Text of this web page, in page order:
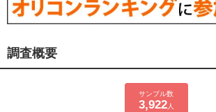
調査概要
サンプル数
3,922人